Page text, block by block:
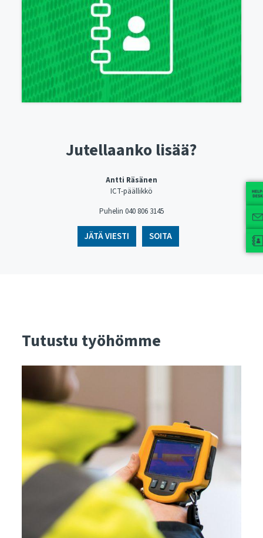
Jutellaanko lisää?
Antti Räsänen
ICT-päällikkö
Puhelin 040 806 3145
JÄTÄ VIESTI SOITA
Tutustu työhömme